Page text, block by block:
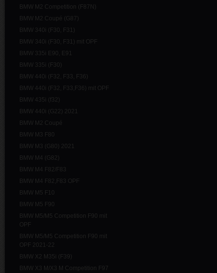
BMW M2 Competition (F87N)
BMW M2 Coupé (G87)
BMW 340i (F30, F31)
BMW 340i (F30, F31) mit OPF
BMW 335i E90, E91
BMW 335i (F30)
BMW 440i (F32, F33, F36)
BMW 440i (F32, F33,F36) mit OPF
BMW 435i (f32)
BMW 440i (G22) 2021
BMW M2 Coupé
BMW M3 F80
BMW M3 (G80) 2021
BMW M4 (G82)
BMW M4 F82/F83
BMW M4 F82,F83 OPF
BMW M5 F10
BMW M5 F90
BMW M5/M5 Competition F90 mit
OPF
BMW M5/M5 Competition F90 mit
OPF 2021-22
BMW X2 M35i (F39)
BMW X3 M/X3 M Competition F97